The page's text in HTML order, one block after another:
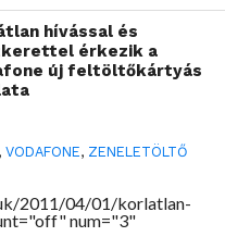
hívással és
érkezik a
új feltöltőkártyás
,VODAFONE, ZENELETÖLTŐ
2011/04/01/korlatlan-
num="3"